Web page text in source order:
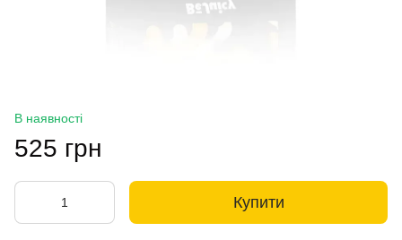
В наявності
525 грн
Купити